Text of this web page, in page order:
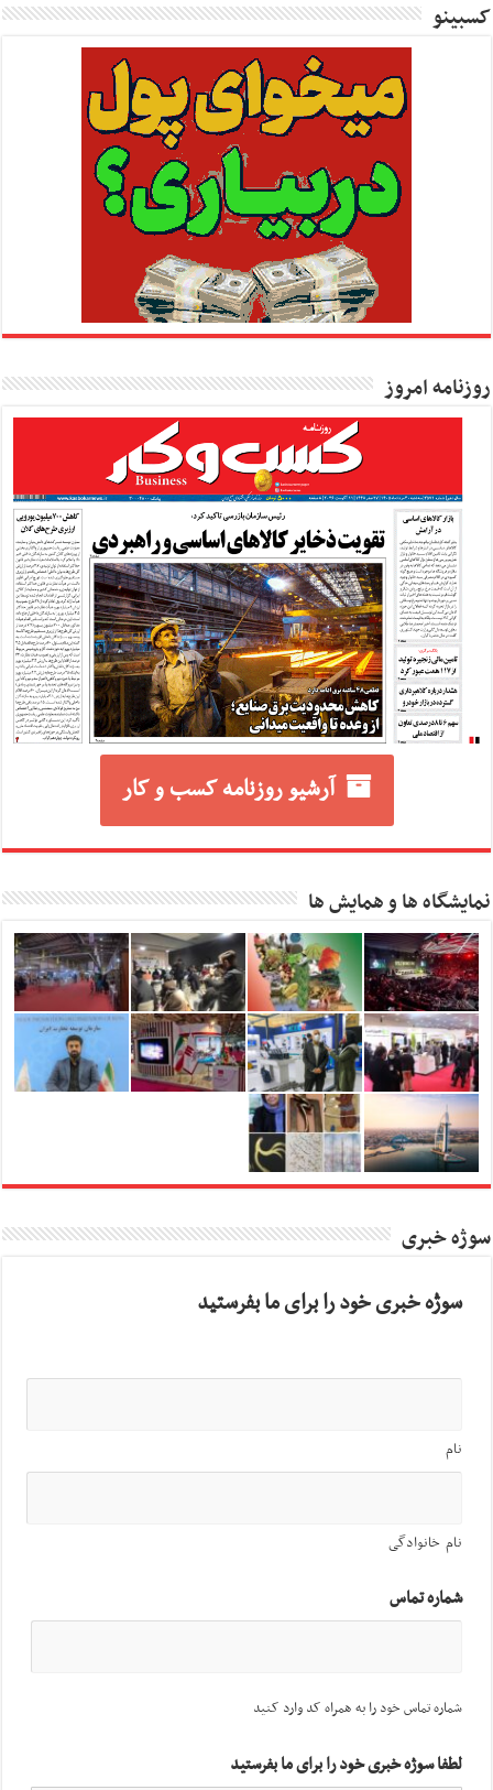
کسبینو
روزنامه امروز
آرشیو روزنامه کسب و کار
نمایشگاه ها و همایش ها
سوژه خبری
سوژه خبری خود را برای ما بفرستید
نام
نام خانوادگی
شماره تماس
شماره تماس خود را به همراه کد وارد کنید
لطفا سوژه خبری خود را برای ما بفرستید